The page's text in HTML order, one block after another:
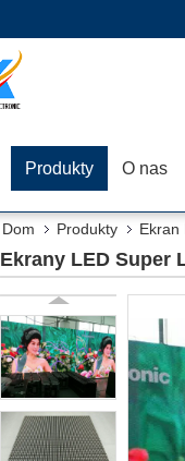
Produkty O nas
Dom Produkty Ekran
Ekrany LED Super